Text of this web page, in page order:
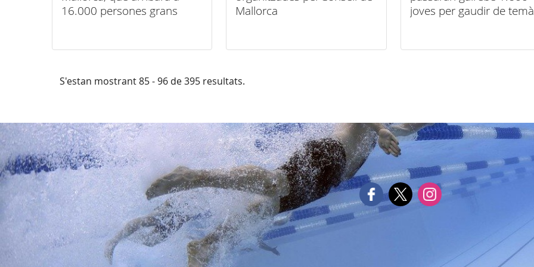
16.000 persones grans
Mallorca
joves per gaudir de
S'estan mostrant 85 - 96 de 395 resultats.